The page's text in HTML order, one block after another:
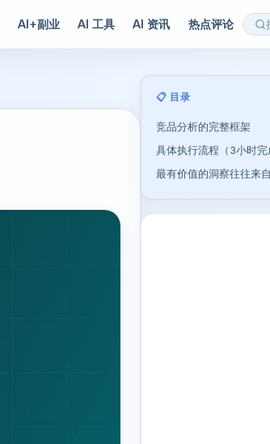
AI+副业 AI 工具 AI 资讯 热点评论
📋 目录
竞品分析的完整框架
具体执行流程（3小时完
最有价值的洞察往往来